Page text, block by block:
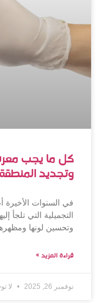
كل ما يجب
وتجديد
في السنوات
التجميلية التي تلجأ
وتحسين لونها
قراءة المزيد »
نوفمبر 26, 2025 لا